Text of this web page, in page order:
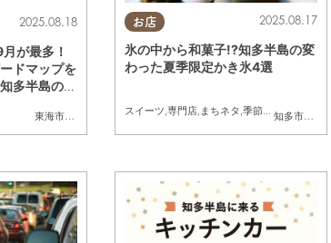
東海市
,大府市 知多市,東浦町 阿久比町,半田市, 常滑市 武豊町,美浜町
2025.08.18
が最多！
ドマップを
多半島の2
お店
知多市
,東浦町
2025.08.17
氷の中から和菓子!?知多半島の変
わった夏季限定かき氷4選
スイーツ,専門店, まちネタ ,季節ネタ ,まとめ記事